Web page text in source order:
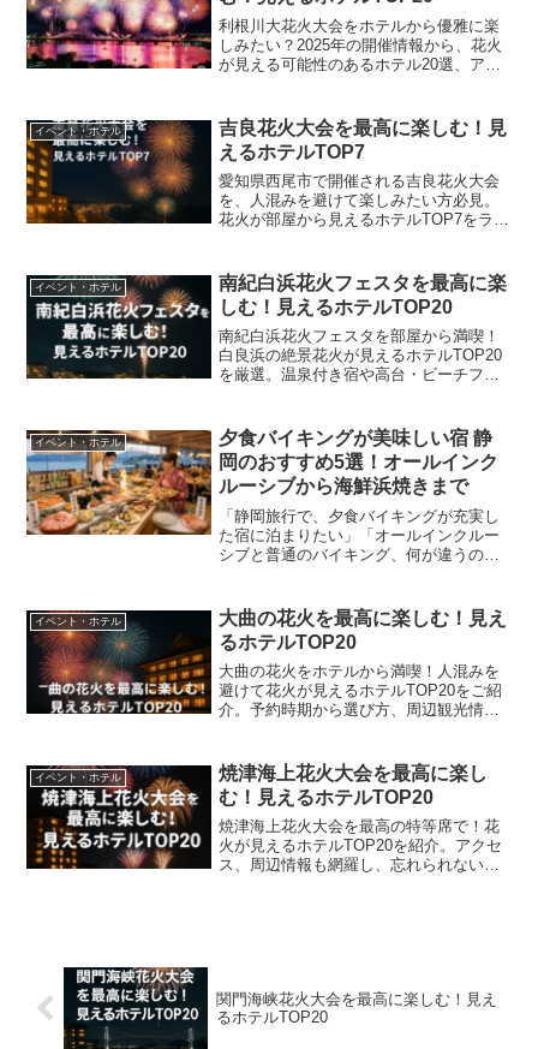
利根川大花火大会をホテルから優雅に楽
しみたい？2025年の開催情報から、花火
が見える可能性のあるホテル20選、アク
イベント・ホテル
吉良花火大会を最高に楽しむ！見
えるホテルTOP7
愛知県西尾市で開催される吉良花火大会
を、人混みを避けて楽しみたい方必見。
花火が部屋から見えるホテルTOP7をラン
合わせて解説。最高の夏の思い出作りに
役立つ情報が満載です。
イベント・ホテル
南紀白浜花火フェスタを最高に楽
しむ！見えるホテルTOP20
南紀白浜花火フェスタを部屋から満喫！
白良浜の絶景花火が見えるホテルTOP20
を厳選。温泉付き宿や高台・ビーチフロ
う！
イベント・ホテル
夕食バイキングが美味しい宿 静
岡のおすすめ5選！オールインク
ルーシブから海鮮浜焼きまで
「静岡旅行で、夕食バイキングが充実し
た宿に泊まりたい」「オールインクルー
シブと普通のバイキング、何が違うのか
が、駿河湾や熱海・伊東エリアの海の幸
を活かした夕食バイキングが...
イベント・ホテル
大曲の花火を最高に楽しむ！見え
るホテルTOP20
大曲の花火をホテルから満喫！人混みを
避けて花火が見えるホテルTOP20をご紹
介。予約時期から選び方、周辺観光情報
イベント・ホテル
焼津海上花火大会を最高に楽し
む！見えるホテルTOP20
焼津海上花火大会を最高の特等席で！花
火が見えるホテルTOP20を紹介。アクセ
ス、周辺情報も網羅し、忘れられない夏
関門海峡花火大会を最高に楽しむ！見え
るホテルTOP20